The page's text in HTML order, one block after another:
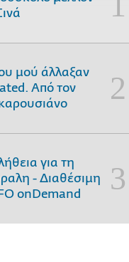
μού άλλαξαν
Aπό τον
για τη
- Διαθέσιμη
onDemand